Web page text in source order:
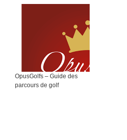
OpusGolfs – Guide des
parcours de golf